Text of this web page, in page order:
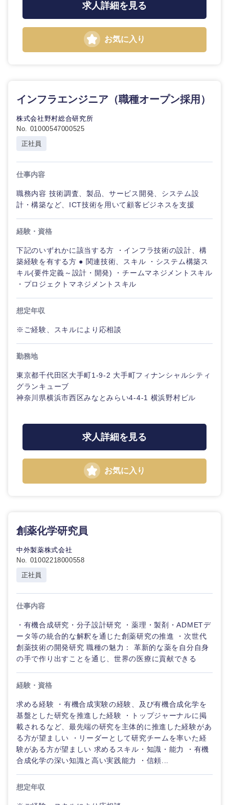
求人詳細を見る
お気に入り
インフラエンジニア（職種オープン採用）
株式会社野村総合研究所
No. 01000547000525
正社員
仕事内容
職務内容 技術調査、製品、サービス開発、システム設
計・構築など、ICT技術を用いて顧客ビジネスを支援
経験・資格
下記のいずれかに該当する方 ・インフラ技術の設計、構
築経験を有する方 ● 関連技術、スキル ・システム構築ス
キル(要件定義～設計・開発) ・チームマネジメントスキル
・プロジェクトマネジメントスキル
想定年収
※ご経験、スキルにより応相談
勤務地
東京都千代田区大手町1-9-2 大手町フィナンシャルシティ
グランキューブ
神奈川県横浜市西区みなとみらい4-4-1 横浜野村ビル
求人詳細を見る
お気に入り
創薬化学研究員
中外製薬株式会社
No. 01002218000558
正社員
仕事内容
・有機合成研究・分子設計研究 ・薬理・製剤・ADMETデ
ータ等の統合的な解釈を通じた創薬研究の推進 ・次世代
創薬技術の開発研究 職種の魅力： 革新的な薬を自分自身
の手で作り出すことを通じ、世界の医療に貢献できる
経験・資格
求める経験 ・有機合成実験の経験、及び有機合成化学を
基盤とした研究を推進した経験 ・トップジャーナルに掲
載されるなど、最先端の研究を主体的に推進した経験があ
る方が望ましい ・リーダーとして研究チームを率いた経
験がある方が望ましい 求めるスキル・知識・能力 ・有機
合成化学の深い知識と高い実践能力 ・信頼...
想定年収